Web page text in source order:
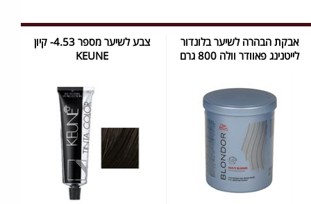
אבקת הבהרה לשיער בלונדור
לייטנינג פאוודר וולה 800 גרם
צבע לשיער מספר 4.53- קיון
KEUNE